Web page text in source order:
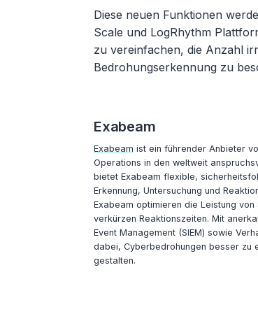
Diese neuen Funktionen
Scale und LogRhythm
zu vereinfachen, die Anzahl
Bedrohungserkennung zu
Exabeam
Exabeam ist ein führender Anbieter
Operations in den weltweit
bietet Exabeam flexible,
Erkennung, Untersuchung und
Exabeam optimieren die Leistung
verkürzen Reaktionszeiten. Mit
Event Management (SIEM) sowie
dabei, Cyberbedrohungen besser zu
gestalten.